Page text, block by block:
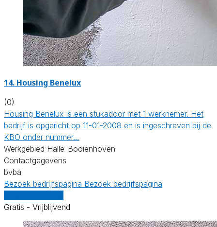
14. Housing Benelux
(0)
Housing Benelux is een stukadoor met 1 werknemer. Het
bedrijf is opgericht op 11-01-2008 en is ingeschreven bij de
KBO onder nummer…
Werkgebied Halle-Booienhoven
Contactgegevens
bvba
Bezoek bedrijfspagina Bezoek bedrijfspagina
Gratis - Vrijblijvend